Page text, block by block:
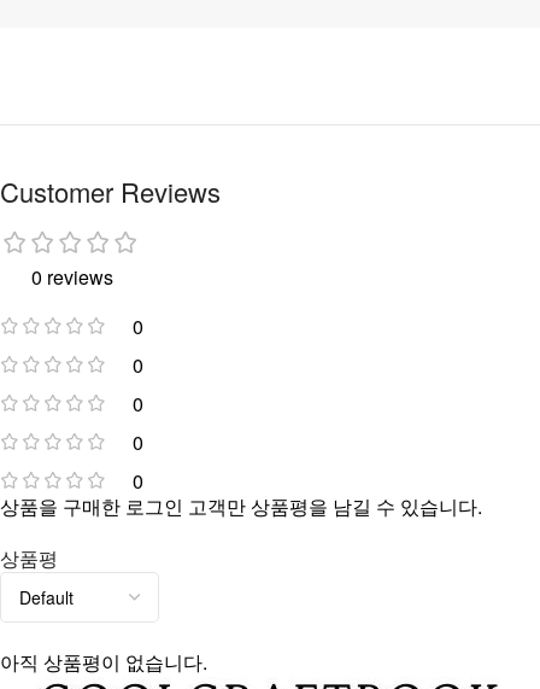
Customer Reviews
0 reviews
0
0
0
0
0
상품평
아직 상품평이 없습니다.
상품을 구매한 로그인 고객만 상품평을 남길 수 있습니다.